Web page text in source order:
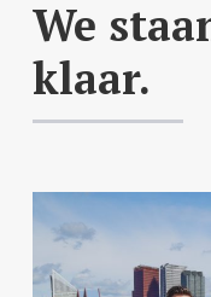
We
klaar.